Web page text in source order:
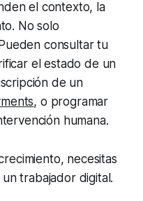
el contexto, la
No solo
consultar tu
el estado de un
de un
, o programar
humana.
necesitas
trabajador digital.